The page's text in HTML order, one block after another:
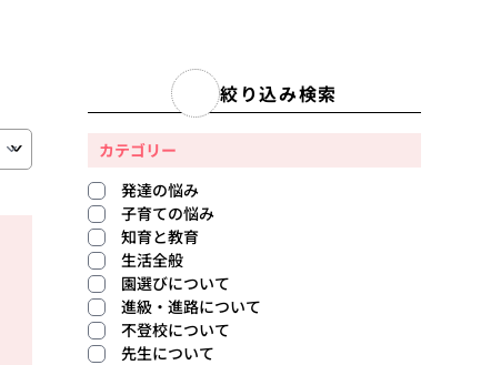
絞り込み検索
カテゴリー
発達の悩み
子育ての悩み
知育と教育
生活全般
園選びについて
進級・進路について
不登校について
先生について